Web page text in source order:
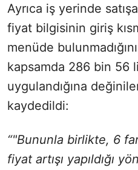
Ayrıca iş yerinde
fiyat bilgisinin giriş
menüde
kapsamda 286 bin 56
uygulandığına
kaydedildi:
“"Bununla birlikte, 6
fiyat artışı yapıldığı